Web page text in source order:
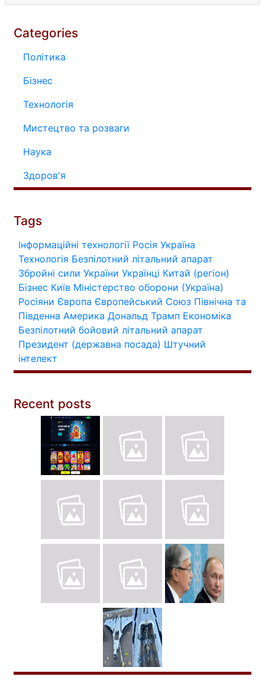
Categories
Політика
Бізнес
Технологія
Мистецтво та розваги
Наука
Здоров'я
Tags
Інформаційні технології Росія Україна
Технологія Безпілотний літальний апарат
Збройні сили України Українці Китай (регіон)
Бізнес Київ Міністерство оборони (Україна)
Росіяни Європа Європейський Союз Північна та
Південна Америка Дональд Трамп Економіка
Безпілотний бойовий літальний апарат
Президент (державна посада) Штучний
інтелект
Recent posts